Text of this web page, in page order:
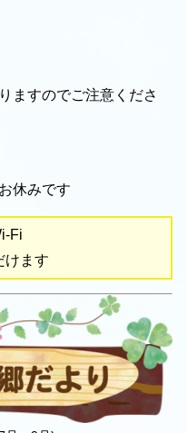
ますのでご注意くださ
休みです
Fi
けます